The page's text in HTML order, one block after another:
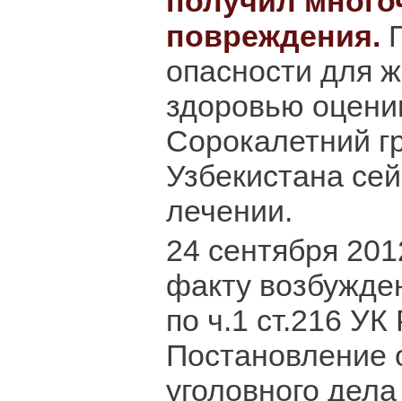
повреждения.
опасности для
здоровью
Сорокалетний
Узбекистана
лечении.
24 сентября
факту
по ч.1 ст.216
Постановление
уголовного